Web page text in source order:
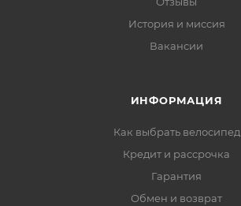
История и миссия
Вакансии
ИНФОРМАЦИЯ
Как выбрать велосипед
Кредит и рассрочка
Гарантия
Обмен и возврат